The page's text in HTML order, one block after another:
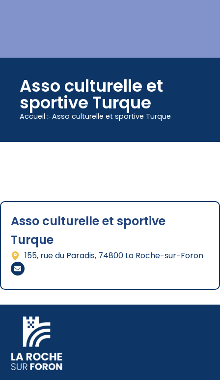
Asso culturelle et
sportive Turque
Accueil ჻ Asso culturelle et sportive Turque
Asso culturelle et sportive
Turque
155, rue du Paradis, 74800 La Roche-sur-Foron